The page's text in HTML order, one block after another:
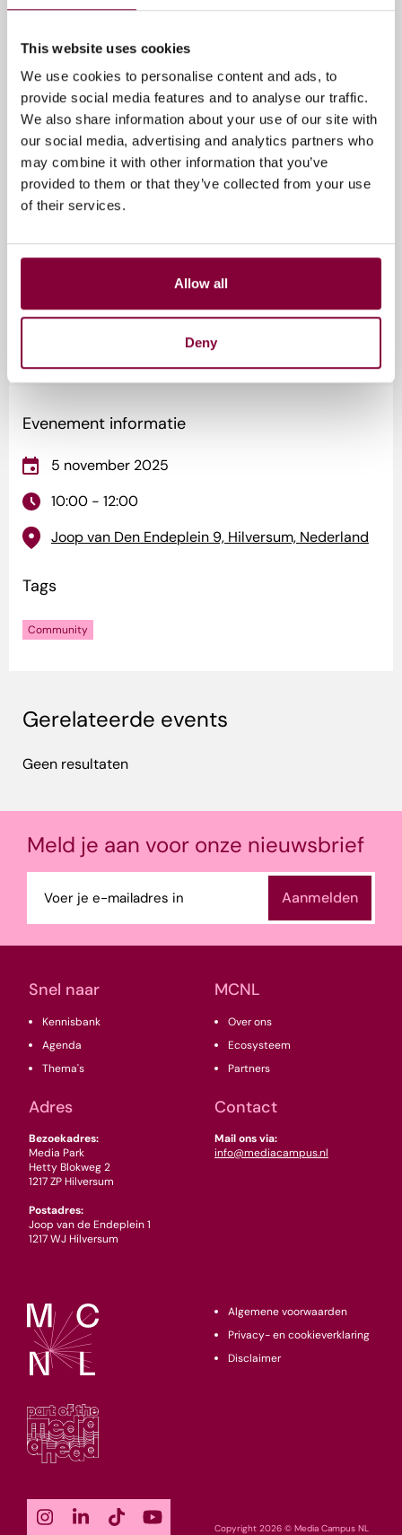
This website uses cookies
We use cookies to personalise content and ads, to
provide social media features and to analyse our traffic.
We also share information about your use of our site with
our social media, advertising and analytics partners who
may combine it with other information that you’ve
provided to them or that they’ve collected from your use
of their services.
Allow all
Deny
Praktische informatie
Datum:
woensdag 5 november 2025
🕑Tijd: 10:00 – 12:00 uur
📍Locatie:Innovatie Hub, Media Park
Aanmelden
Stuur een e-mail naar Manon van der Knaap-Hartig
(manon.vanderknaap@mediacampus.nl)
korte introductie en motivatie om deel te nemen.
Deze sessie is onderdeel van het
Evenement informatie
5 november 2025
10:00 - 12:00
Joop van Den Endeplein 9, Hilversum, Nederland
Tags
Community
Gerelateerde events
Geen resultaten
Snel naar
Kennisbank
Agenda
Thema's
MCNL
Over ons
Ecosysteem
Partners
Adres
Bezoekadres:
Media Park
Hetty Blokweg 2
1217 ZP Hilversum
Postadres:
Joop van de Endeplein 1
1217 WJ Hilversum
Contact
Mail ons via:
info@mediacampus.nl
Meld je aan voor onze nieuwsbrief
mailadres
(Vereist)
Copyright 2026 © Media Campus NL
Algemene voorwaarden
Privacy- en cookieverklaring
Disclaimer